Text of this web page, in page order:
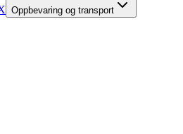
Oppbevaring og transport